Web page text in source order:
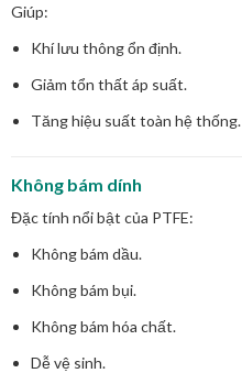
Giúp:
Khí lưu thông ổn định.
Giảm tổn thất áp suất.
Tăng hiệu suất toàn hệ thống.
Không bám dính
Đặc tính nổi bật của PTFE:
Không bám dầu.
Không bám bụi.
Không bám hóa chất.
Dễ vệ sinh.